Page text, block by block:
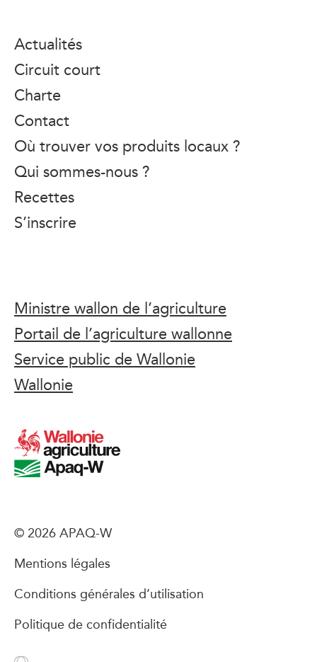
Actualités
Circuit court
Charte
Contact
Où trouver vos produits locaux ?
Qui sommes-nous ?
Recettes
S’inscrire
Ministre wallon de l’agriculture
Portail de l’agriculture wallonne
Service public de Wallonie
Wallonie
© 2026 APAQ-W
Mentions légales
Conditions générales d’utilisation
Politique de confidentialité